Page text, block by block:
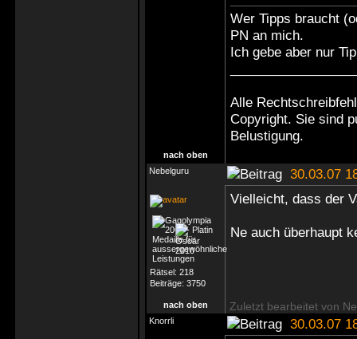
Wer Tipps braucht
PN an mich.
Ich gebe aber nur
Alle
Copyright. Sie sind
Belustigung.
nach oben
Nebelguru
30.03.07
Rätsel: 218
Beiträge: 3750
Vielleicht, dass der
Ne auch überhaupt
nach oben Zuletzt bearbeitet von
Knorrli 30.03.07